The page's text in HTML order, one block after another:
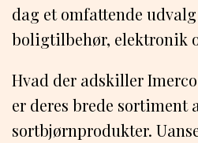
dag et omfattende
boligtilbehør, elektronik
Hvad der adskiller
er deres brede sortiment
sortbjørnprodukter.